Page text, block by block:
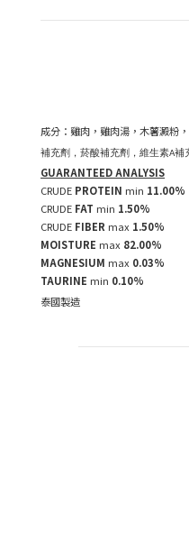
成分：雞肉，雞肉湯，木薯澱粉
補充劑，菸酸補充劑，維生素A
GUARANTEED ANALYSIS
CRUDE PROTEIN min 11.00%
CRUDE FAT min 1.50%
CRUDE FIBER max 1.50%
MOISTURE max 82.00%
MAGNESIUM max 0.03%
TAURINE min 0.10%
泰國製造